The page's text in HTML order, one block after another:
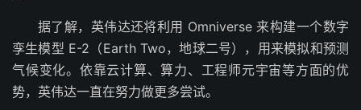
据了解，英伟达还将利用 Omniverse 来构建一个数字
孪生模型 E-2（Earth Two，地球二号），用来模拟和预测
气候变化。依靠云计算、算力、工程师元宇宙等方面的优
势，英伟达一直在努力做更多尝试。